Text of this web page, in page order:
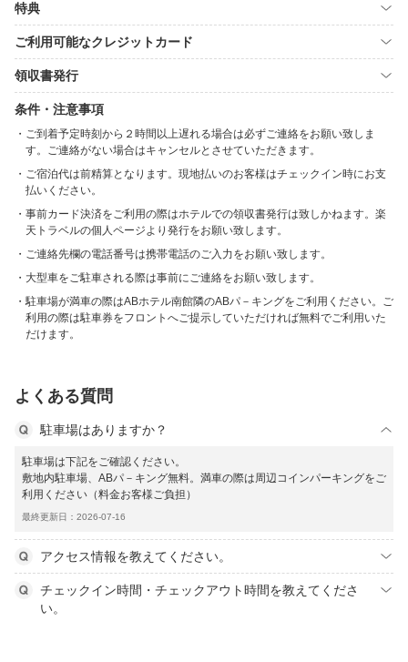
特典
ご利用可能なクレジットカード
領収書発行
条件・注意事項
ご到着予定時刻から２時間以上遅れる場合は必ずご連絡をお願い致しま
す。ご連絡がない場合はキャンセルとさせていただきます。
ご宿泊代は前精算となります。現地払いのお客様はチェックイン時にお支
払いください。
事前カード決済をご利用の際はホテルでの領収書発行は致しかねます。楽
天トラベルの個人ページより発行をお願い致します。
ご連絡先欄の電話番号は携帯電話のご入力をお願い致します。
大型車をご駐車される際は事前にご連絡をお願い致します。
駐車場が満車の際はABホテル南館隣のABパ－キングをご利用ください。ご
利用の際は駐車券をフロントへご提示していただければ無料でご利用いた
だけます。
よくある質問
駐車場はありますか？
駐車場は下記をご確認ください。
敷地内駐車場、ABパ－キング無料。満車の際は周辺コインパーキングをご
利用ください（料金お客様ご負担）
最終更新日：2026-07-16
アクセス情報を教えてください。
チェックイン時間・チェックアウト時間を教えてくださ
い。